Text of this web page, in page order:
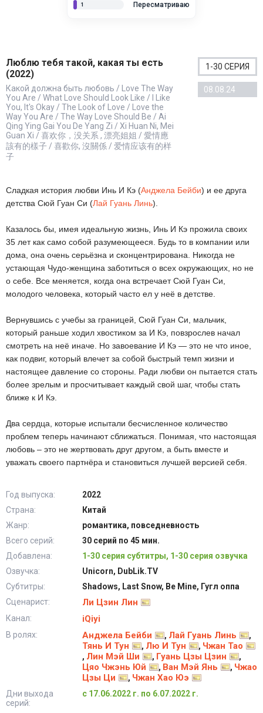
Пересматриваю
1
Люблю тебя такой, какая ты есть
(2022)
Какой должна быть любовь / Love The Way
You Are / What Love Should Look Like / I Like
You, It's Okay / The Look of Love / Love the
Way You Are / The Way Love Should Be / Ai
Qing Ying Gai You De Yang Zi / Xi Huan Ni, Mei
Guan Xi / 喜欢你，没关系 , 漂亮姐姐 / 愛情應
該有的樣子 / 喜歡你, 沒關係 / 爱情应该有的样
子
1-30 СЕРИЯ
08.08.24
Сладкая история любви Инь И Кэ (Анджела Бейби) и ее друга
детства Сюй Гуан Си (Лай Гуань Линь).
Казалось бы, имея идеальную жизнь, Инь И Кэ прожила своих
35 лет как само собой разумеющееся. Будь то в компании или
дома, она очень серьёзна и сконцентрирована. Никогда не
устающая Чудо-женщина заботиться о всех окружающих, но не
о себе. Все меняется, когда она встречает Сюй Гуан Си,
молодого человека, который часто ел у неё в детстве.
Вернувшись с учебы за границей, Сюй Гуан Си, мальчик,
который раньше ходил хвостиком за И Кэ, повзрослев начал
смотреть на неё иначе. Но завоевание И Кэ — это не что иное,
как подвиг, который влечет за собой быстрый темп жизни и
настоящее давление со стороны. Ради любви он пытается стать
более зрелым и просчитывает каждый свой шаг, чтобы стать
ближе к И Кэ.
Два сердца, которые испытали бесчисленное количество
проблем теперь начинают сближаться. Понимая, что настоящая
любовь – это не жертвовать друг другом, а быть вместе и
уважать своего партнёра и становиться лучшей версией себя.
Год выпуска:
2022
Страна:
Китай
Жанр:
романтика, повседневность
Всего серий:
30 серий по 45 мин.
Добавлена:
1-30 серия субтитры, 1-30 серия озвучка
Озвучка:
Unicorn, DubLik.TV
Субтитры:
Shadows, Last Snow, Be Mine, Гугл оппа
Сценарист:
Ли Цзин Лин
Канал: iQiyi
В ролях: Анджела Бейби , Лай Гуань Линь ,
Тянь И Тун , Лю И Тун , Чжан Тао
, Лин Мэй Ши , Гуань Цзы Цзин ,
Цяо Чжэнь Юй , Ван Мэй Янь , Чжао
Цзы Ци
, Чжан Хао Юэ
Дни выхода
серий:
с 17.06.2022 г. по 6.07.2022 г.